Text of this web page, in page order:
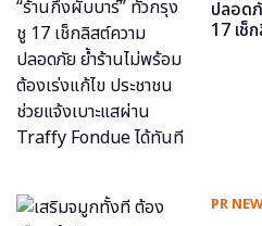
ปลอด
17 เช็
PR